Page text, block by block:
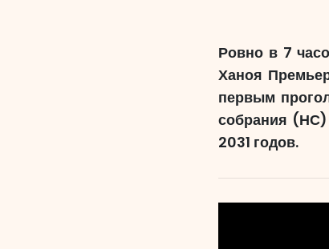
Ровно в 7
Ханоя
первым
собрания (НС)
2031 годов.